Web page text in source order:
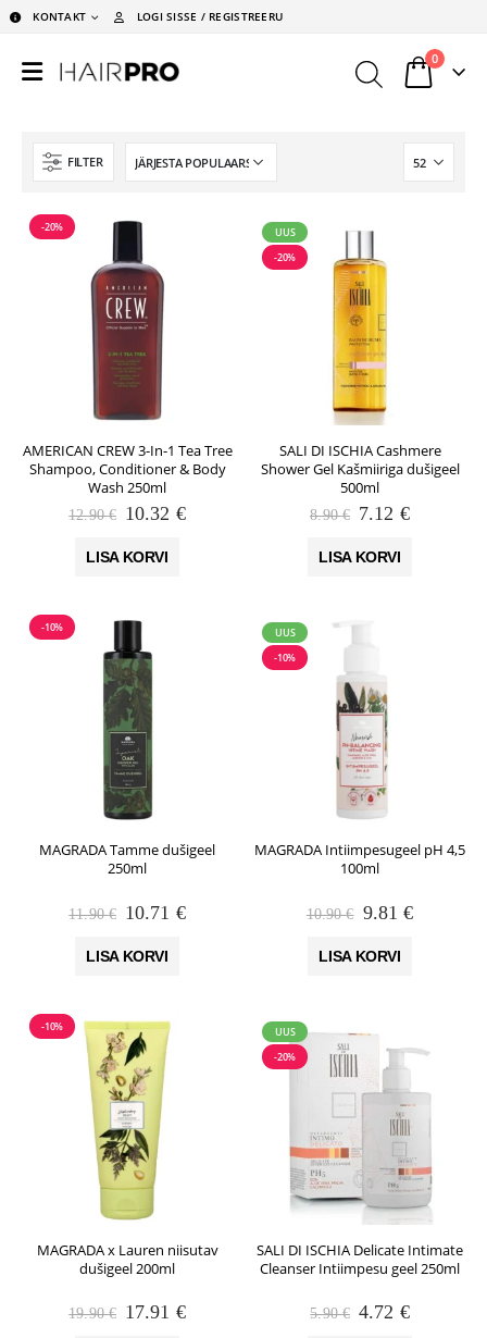
KONTAKT LOGI SISSE / REGISTREERU
0
FILTER
-20%
AMERICAN CREW 3-In-1 Tea Tree
Shampoo, Conditioner & Body
Wash 250ml
12.90€ Algne
oli:
10.32 €Praegune
LISA KORVI
UUS
-20%
SALI DI ISCHIA Cashmere
Shower Gel Kašmiiriga dušigeel
500ml
8.90€ Algne
oli:
7.12 €Praegune
LISA KORVI
-10%
MAGRADA Tamme dušigeel
250ml
11.90€ Algne
oli:
10.71 €Praegune
LISA KORVI
UUS
-10%
MAGRADA Intiimpesugeel pH 4,5
100ml
10.90€ Algne
oli:
9.81€Praegune
LISA KORVI
-10%
MAGRADA x Lauren niisutav
dušigeel 200ml
19.90€ Algne
17.91 €Praegune
UUS
-20%
SALI DI ISCHIA Delicate Intimate
Cleanser Intiimpesu geel 250ml
5.90€ Algne
4.72 €Praegune